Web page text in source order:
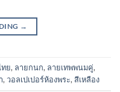
→
ย, ลายกนก, ลายเทพพนมคู่,
, วอลเปเปอร์ห้องพระ, สีเหลือง